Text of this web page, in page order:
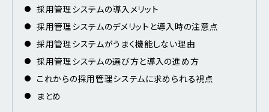
採用管理システムの導入メリット
採用管理システムのデメリットと導入時の注意点
採用管理システムがうまく機能しない理由
採用管理システムの選び方と導入の進め方
これからの採用管理システムに求められる視点
まとめ